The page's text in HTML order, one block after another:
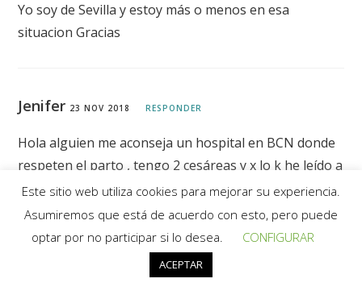
Yo soy de Sevilla y estoy más o menos en esa
situacion Gracias
Jenifer 23 NOV 2018 RESPONDER
Hola alguien me aconseja un hospital en BCN donde
respeten el parto , tengo 2 cesáreas y x lo k he leído a
Paula las dos inecesarias y ahora vuelvo a estar
embarazada .
Gracias!
Este sitio web utiliza cookies para mejorar su experiencia.
Asumiremos que está de acuerdo con esto, pero puede
optar por no participar si lo desea.
CONFIGURAR
ACEPTAR